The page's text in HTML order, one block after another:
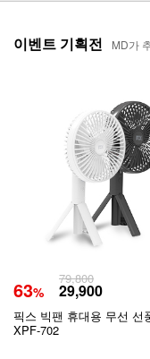
이벤트 기획전 MD가
63%
79,800
29,900
픽스 빅팬 휴대용 무선 선
XPF-702